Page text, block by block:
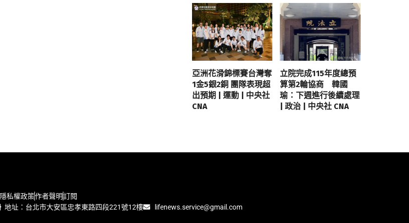
亞洲花滑錦標賽台灣奪
1金5銀2銅 團隊表現超
出預期 | 運動 | 中央社
CNA
立院完成115年度總預
算第2輪協商 韓國
瑜：下週進行後續處理
| 政治 | 中央社 CNA
隱私權政策作者聲明訂閱
地址：台北市大安區忠孝東路四段221號12樓 lifenews.service@gmail.com